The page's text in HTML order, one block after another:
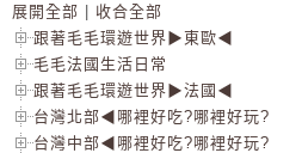
展開全部 | 收合全部
跟著毛毛環遊世界▶東歐◀
毛毛法國生活日常
跟著毛毛環遊世界▶法國◀
台灣北部◀哪裡好吃?哪裡好玩?
台灣中部◀哪裡好吃?哪裡好玩?